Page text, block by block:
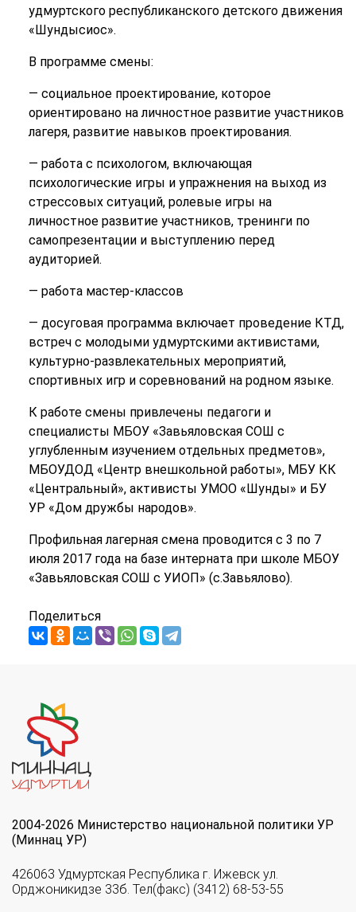
удмуртского республиканского детского движения
«Шундысиос».
В программе смены:
— социальное проектирование, которое
ориентировано на личностное развитие участников
лагеря, развитие навыков проектирования.
— работа с психологом, включающая
психологические игры и упражнения на выход из
стрессовых ситуаций, ролевые игры на
личностное развитие участников, тренинги по
самопрезентации и выступлению перед
аудиторией.
— работа мастер-классов
— досуговая программа включает проведение КТД,
встреч с молодыми удмуртскими активистами,
культурно-развлекательных мероприятий,
спортивных игр и соревнований на родном языке.
К работе смены привлечены педагоги и
специалисты МБОУ «Завьяловская СОШ с
углубленным изучением отдельных предметов»,
МБОУДОД «Центр внешкольной работы», МБУ КК
«Центральный», активисты УМОО «Шунды» и БУ
УР «Дом дружбы народов».
Профильная лагерная смена проводится с 3 по 7
июля 2017 года на базе интерната при школе МБОУ
«Завьяловская СОШ с УИОП» (с.Завьялово).
Поделиться
2004-2026 Министерство национальной политики УР
(Миннац УР)
426063 Удмуртская Республика г. Ижевск ул.
Орджоникидзе 33б. Тел(факс) (3412) 68-53-55